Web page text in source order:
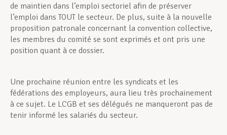
de maintien dans l’emploi sectoriel afin de préserver
l’emploi dans TOUT le secteur. De plus, suite à la nouvelle
proposition patronale concernant la convention collective,
les membres du comité se sont exprimés et ont pris une
position quant à ce dossier.
Une prochaine réunion entre les syndicats et les
fédérations des employeurs, aura lieu très prochainement
à ce sujet. Le LCGB et ses délégués ne manqueront pas de
tenir informé les salariés du secteur.